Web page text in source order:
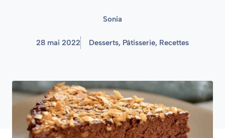
Sonia
28 mai 2022 Desserts, Pâtisserie, Recettes